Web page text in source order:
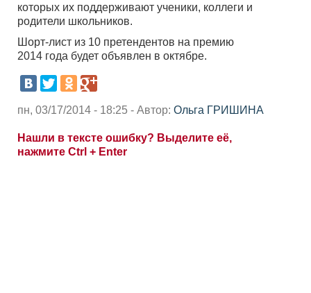
которых их поддерживают ученики, коллеги и
родители школьников.
Шорт-лист из 10 претендентов на премию
2014 года будет объявлен в октябре.
пн, 03/17/2014 - 18:25 - Автор: Ольга ГРИШИНА
Нашли в тексте ошибку? Выделите её,
нажмите Ctrl + Enter